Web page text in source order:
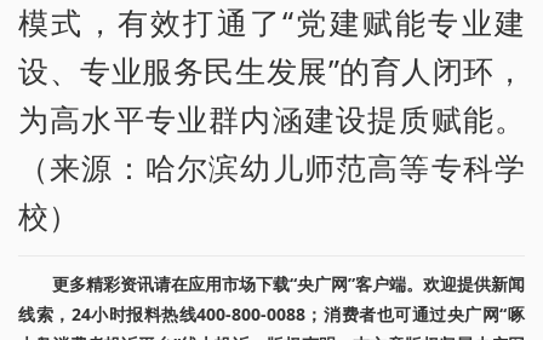
模式，有效打通了“党建赋能专业建
设、专业服务民生发展”的育人闭环，
为高水平专业群内涵建设提质赋能。
（来源：哈尔滨幼儿师范高等专科学
校）
更多精彩资讯请在应用市场下载“央广网”客户端。欢迎提供新闻
线索，24小时报料热线400-800-0088；消费者也可通过央广网“啄